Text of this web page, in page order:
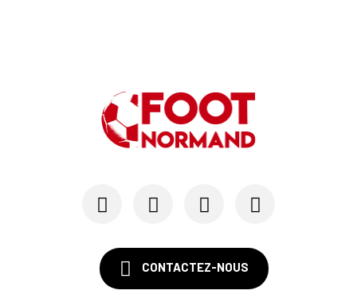
LE HAVRE AC
Emmy Lefèvre et Thomas Rousseau, les « Bézots »...
Après Marseille, les trois scénarios qui mainti...
CONTACTEZ-NOUS